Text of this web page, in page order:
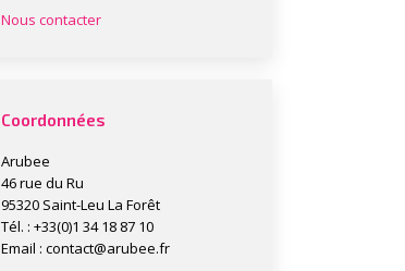
Nous contacter
Coordonnées
Arubee
46 rue du Ru
95320 Saint-Leu La Forêt
Tél. : +33(0)1 34 18 87 10
Email : contact@arubee.fr